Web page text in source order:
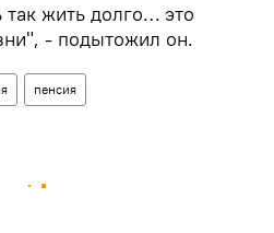
жить долго… это
- подытожил он.
пенсия